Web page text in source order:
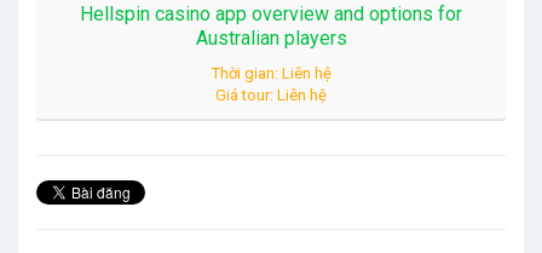
Hellspin casino app overview and options for
Australian players
Thời gian: Liên hệ
Giá tour: Liên hệ